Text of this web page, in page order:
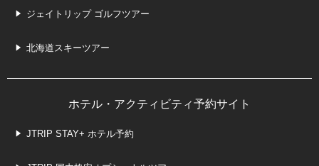
ジェイトリップ ゴルフツアー
北海道スキーツアー
ホテル・アクティビティ予約サイト
JTRIP STAY+ ホテル予約